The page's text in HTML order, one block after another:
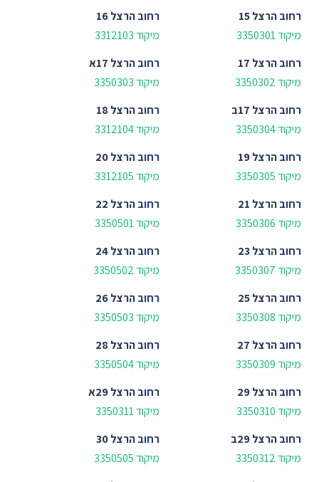
רחובהרצל 15
מיקוד 3350301
רחובהרצל 16
מיקוד 3312103
רחובהרצל 17
מיקוד 3350302
רחובהרצל 17א
מיקוד 3350303
רחובהרצל 17ב
מיקוד 3350304
רחובהרצל 18
מיקוד 3312104
רחובהרצל 19
מיקוד 3350305
רחובהרצל 20
מיקוד 3312105
רחובהרצל 21
מיקוד 3350306
רחובהרצל 22
מיקוד 3350501
רחובהרצל 23
מיקוד 3350307
רחובהרצל 24
מיקוד 3350502
רחובהרצל 25
מיקוד 3350308
רחובהרצל 26
מיקוד 3350503
רחובהרצל 27
מיקוד 3350309
רחובהרצל 28
מיקוד 3350504
רחובהרצל 29
מיקוד 3350310
רחובהרצל 29א
מיקוד 3350311
רחובהרצל 29ב
מיקוד 3350312
רחובהרצל 30
מיקוד 3350505